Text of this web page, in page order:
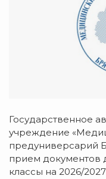
Государственное
учреждение
предуниверсарий
прием документов
классы на 2026/